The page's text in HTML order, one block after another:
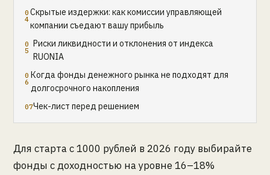
Скрытые издержки: как комиссии управляющей
компании съедают вашу прибыль
Риски ликвидности и отклонения от индекса
RUONIA
Когда фонды денежного рынка не подходят для
долгосрочного накопления
Чек-лист перед решением
Для старта с 1000 рублей в 2026 году выбирайте
фонды с доходностью на уровне 16–18%